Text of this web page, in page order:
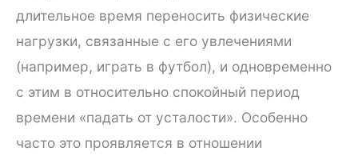
длительное время переносить физические
нагрузки, связанные с его увлечениями
(например, играть в футбол), и одновременно
с этим в относительно спокойный период
времени «падать от усталости». Особенно
часто это проявляется в отношении